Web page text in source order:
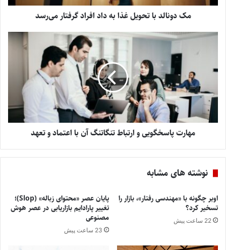
مک دونالد با تحویل غذا به داد افراد گرفتار می‌رسد
مهارت پاسخگویی و ارتباط تنگاتنگ آن با اعتماد و تعهد
نوشته های مشابه
اوبر چگونه با «مهندسی رفتار»، بازار را
تسخیر کرد؟
22 ساعت پیش
پایان عصر «محتوای زباله» (Slop)؛
تغییر پارادایم بازاریابی در عصر هوش
مصنوعی
23 ساعت پیش